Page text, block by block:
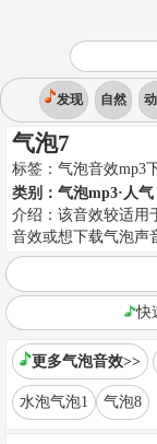
发现 自然
气泡7
标签： 气泡音效mp3
类别： 气泡mp3·人
介绍： 该音效较适用
音效或想下载气泡声
快
更多气泡音效>>
水泡气泡1 气泡8